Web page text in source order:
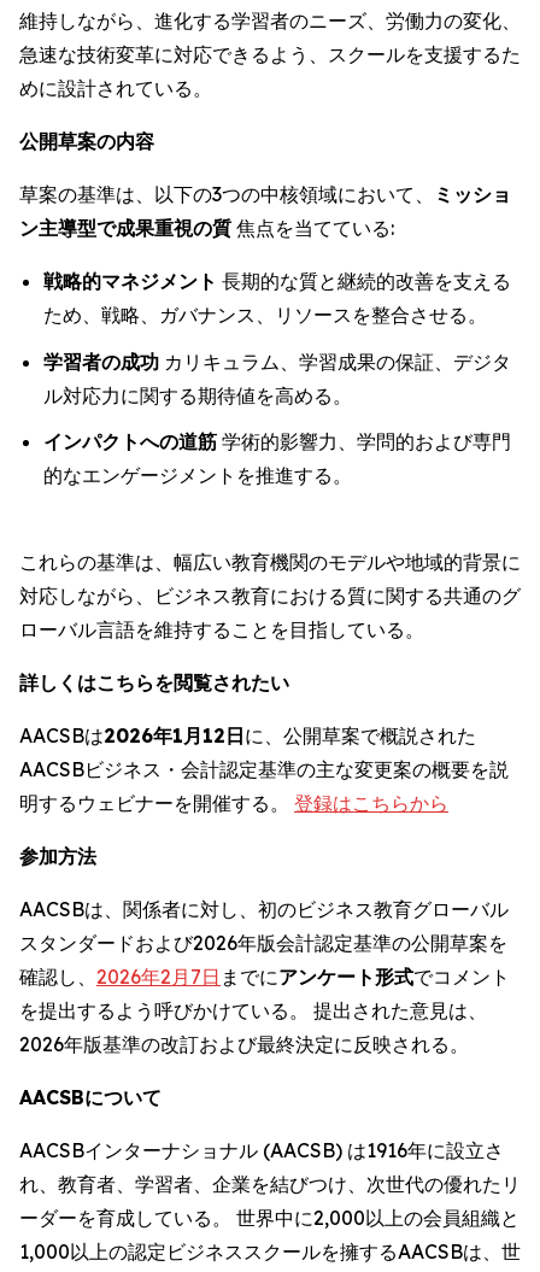
維持しながら、進化する学習者のニーズ、労働力の変化、
急速な技術変革に対応できるよう、スクールを支援するた
めに設計されている。
公開草案の内容
草案の基準は、以下の3つの中核領域において、
ミッショ
ン主導型で成果重視の質 焦点を当てている:
戦略的マネジメント 長期的な質と継続的改善を支える
ため、戦略、ガバナンス、リソースを整合させる。
学習者の成功 カリキュラム、学習成果の保証、デジタ
ル対応力に関する期待値を高める。
インパクトへの道筋 学術的影響力、学問的および専門
的なエンゲージメントを推進する。
これらの基準は、幅広い教育機関のモデルや地域的背景に
対応しながら、ビジネス教育における質に関する共通のグ
ローバル言語を維持することを目指している。
詳しくはこちらを閲覧されたい
AACSBは2026年1月12日に、公開草案で概説された
AACSBビジネス・会計認定基準の主な変更案の概要を説
明するウェビナーを開催する。 登録はこちらから
参加方法
AACSBは、関係者に対し、初のビジネス教育グローバル
スタンダードおよび2026年版会計認定基準の公開草案を
確認し、 2026年2月7日 までにアンケート形式でコメント
を提出するよう呼びかけている。 提出された意見は、
2026年版基準の改訂および最終決定に反映される。
AACSBについて
AACSBインターナショナル (AACSB) は1916年に設立さ
れ、教育者、学習者、企業を結びつけ、次世代の優れたリ
ーダーを育成している。 世界中に2,000以上の会員組織と
1,000以上の認定ビジネススクールを擁するAACSBは、世